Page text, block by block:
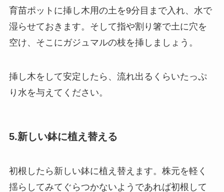
育苗ポットに挿し木用の土を9分目まで入れ、水で
湿らせておきます。そして指や割り箸で土に穴を
空け、そこにガジュマルの枝を挿しましょう。
挿し木をして安定したら、流れ出るくらいたっぷ
り水を与えてください。
5.新しい鉢に植え替える
初根したら新しい鉢に植え替えます。株元を軽く
揺らしてみてぐらつかないようであれば初根して